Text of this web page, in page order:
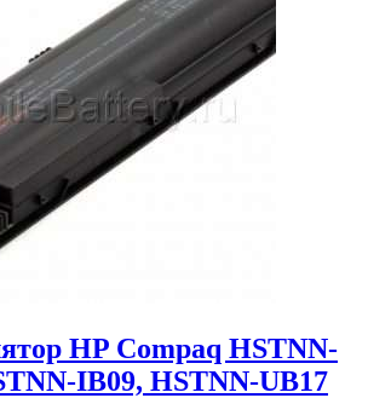
HP Compaq HSTNN-
IB09, HSTNN-UB17